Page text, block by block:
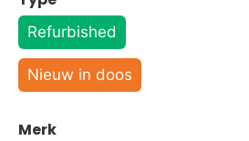
Refurbished
Nieuw in doos
Merk